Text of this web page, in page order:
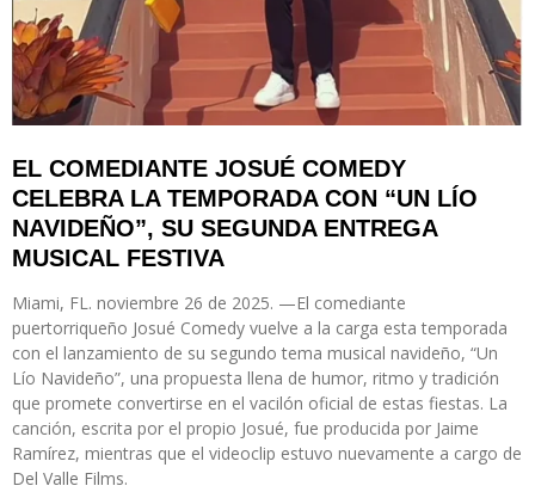
EL COMEDIANTE JOSUÉ COMEDY
CELEBRA LA TEMPORADA CON “UN LÍO
NAVIDEÑO”, SU SEGUNDA ENTREGA
MUSICAL FESTIVA
Miami, FL. noviembre 26 de 2025. —El comediante
puertorriqueño Josué Comedy vuelve a la carga esta temporada
con el lanzamiento de su segundo tema musical navideño, “Un
Lío Navideño”, una propuesta llena de humor, ritmo y tradición
que promete convertirse en el vacilón oficial de estas fiestas. La
canción, escrita por el propio Josué, fue producida por Jaime
Ramírez, mientras que el videoclip estuvo nuevamente a cargo de
Del Valle Films.